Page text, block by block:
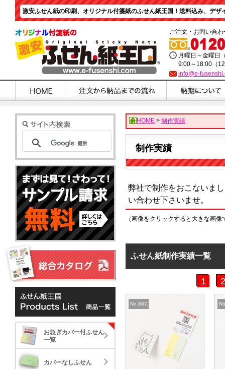
激安ふせん紙の印刷、オリジナル付箋紙のふせん紙王国！送料込み、デザ
ご注文・お問い合
月曜日～金曜日
9:00～18:00（
info@e-
お急ぎカバー付ふせん
一覧
お急ぎカバー付ふせん一覧
お急ぎカバー付ふせん
NEW
カバーなしふせん
カバーなしふせん
表紙カバー付ふせん
HOME > 制作実績
制作実績
弊社で制作をおこないま
い合わせ下さいませ。
（画像をクリックすると大きな画
ふせん紙制作実績一覧
1 2
No.887